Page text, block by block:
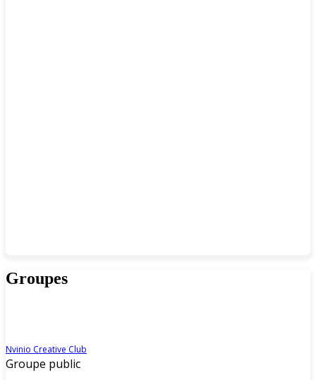
Groupes
Nvinio Creative Club
Groupe public